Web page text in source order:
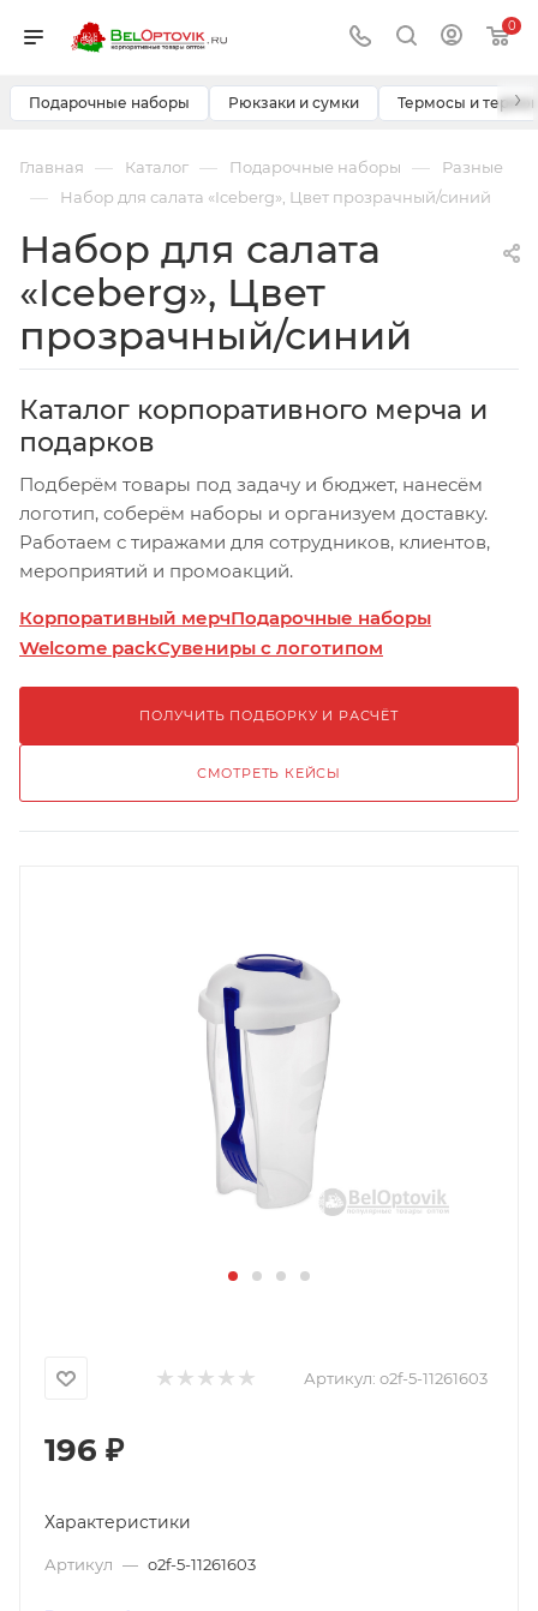
0
Подарочные наборы Рюкзаки и сумки Термосы и ›
Главная — Каталог — Подарочные наборы — Разные
— Набор для салата «Iceberg», Цвет прозрачный/синий
Набор для салата
«Iceberg», Цвет
прозрачный/синий
Каталог корпоративного мерча и
подарков
Подберём товары под задачу и бюджет, нанесём
логотип, соберём наборы и организуем доставку.
Работаем с тиражами для сотрудников, клиентов,
мероприятий и промоакций.
Корпоративный мерчПодарочные наборы
Welcome packСувениры с логотипом
ПОЛУЧИТЬ ПОДБОРКУ И РАСЧЁТ
СМОТРЕТЬ КЕЙСЫ
Артикул: o2f-5-11261603
196 ₽
Характеристики
Артикул — o2f-5-11261603